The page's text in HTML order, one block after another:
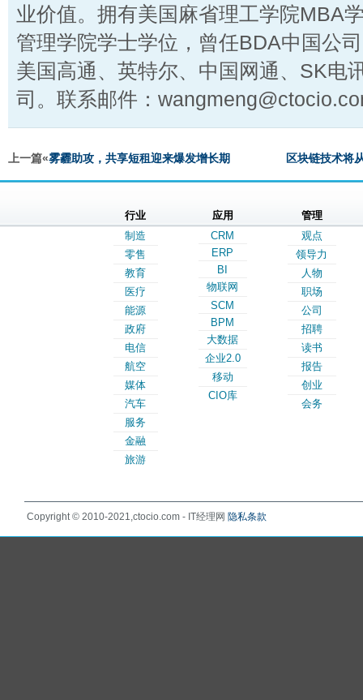
业价值。拥有美国麻省理工学院MBA
管理学院学士学位，曾任BDA中国公
美国高通、英特尔、中国网通、SK电
司。联系邮件：
上一篇«雾霾助攻，共享短租迎来爆发增长期 区块链技术将
行业
制造
零售
教育
医疗
能源
政府
电信
航空
媒体
汽车
服务
金融
旅游
应用
CRM
ERP
BI
物联网
SCM
BPM
大数据
企业2.0
移动
CIO库
管理
观点
领导力
人物
职场
公司
招聘
读书
报告
创业
会务
Copyright © 2010-2021,ctocio.com - IT经理网 隐私条款